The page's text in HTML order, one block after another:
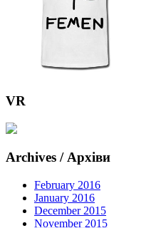
VR
Archives / Архіви
February 2016
January 2016
December 2015
November 2015